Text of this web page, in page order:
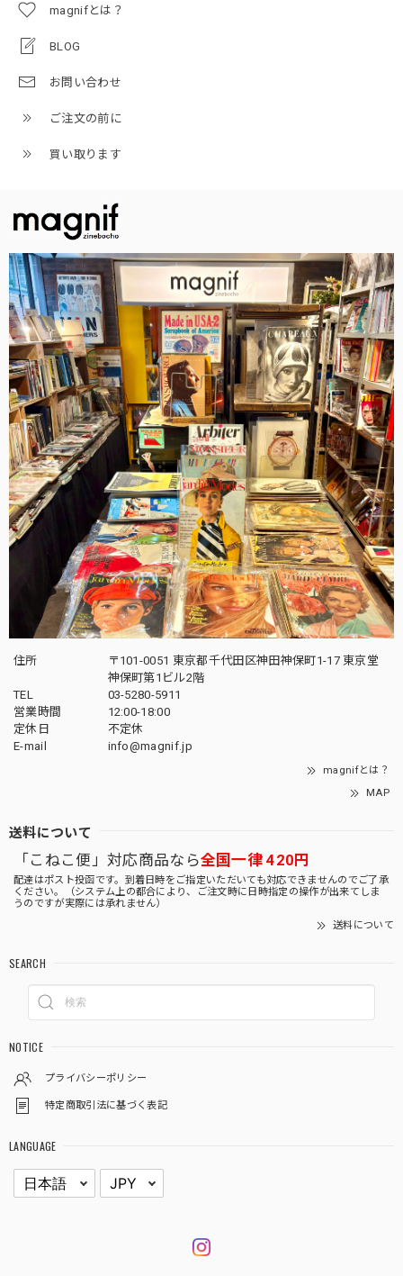
magnifとは？
BLOG
お問い合わせ
ご注文の前に
買い取ります
住所
〒101-0051 東京都千代田区神田神保町1-17 東京堂
神保町第1ビル2階
TEL
03-5280-5911
営業時間
12:00-18:00
定休日
不定休
E-mail
info@magnif.jp
magnifとは？
MAP
送料について
「こねこ便」対応商品なら全国一律 420円
配達はポスト投函です。到着日時をご指定いただいても対応できませんのでご了承
ください。（システム上の都合により、ご注文時に日時指定の操作が出来てしま
うのですが実際には承れません）
送料について
SEARCH
NOTICE
プライバシーポリシー
特定商取引法に基づく表記
LANGUAGE